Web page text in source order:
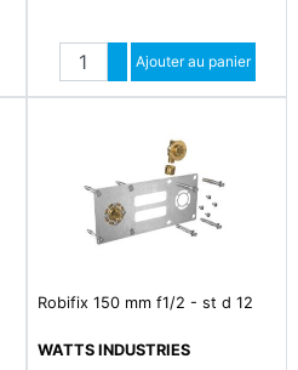
Quantité
Augmenter quantité
Diminuer quantité
Ajouter au panier
Robifix 150 mm f1/2 - st d 12
WATTS INDUSTRIES